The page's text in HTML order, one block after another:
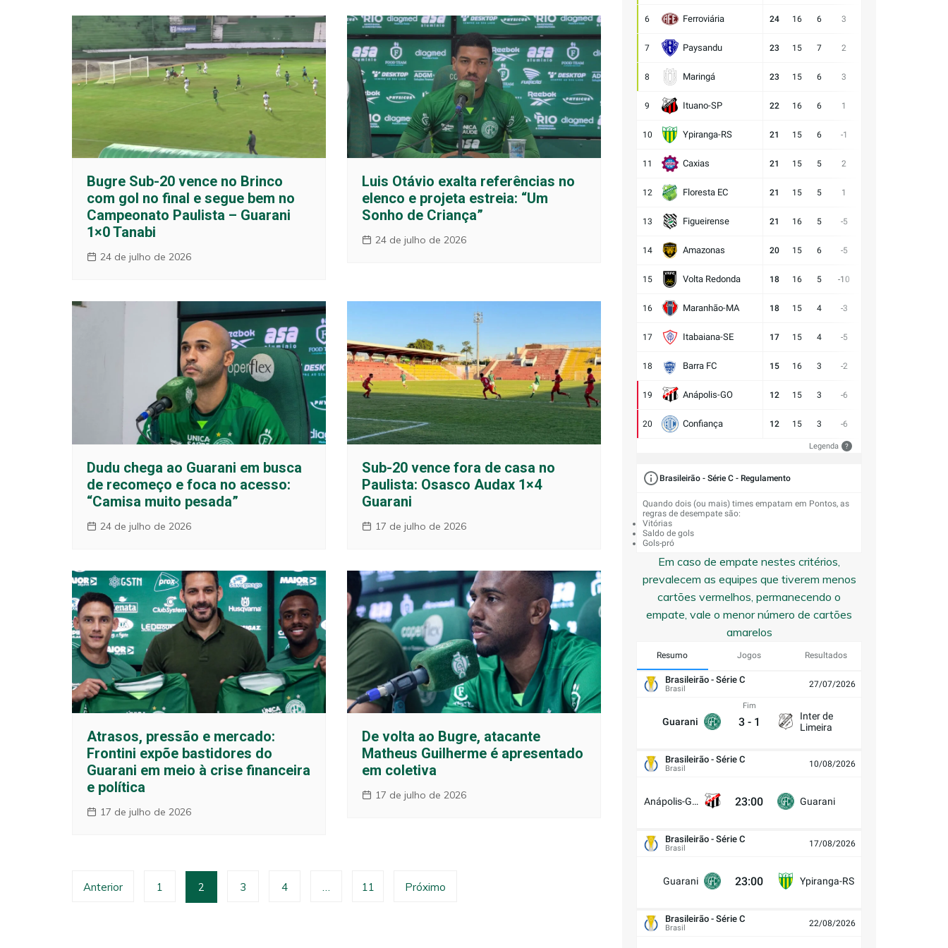
Bugre Sub-20 vence no Brinco
com gol no final e segue bem no
Campeonato Paulista – Guarani
1×0 Tanabi
24 de julho de 2026
Luis Otávio exalta referências no
elenco e projeta estreia: “Um
Sonho de Criança”
24 de julho de 2026
Dudu chega ao Guarani em busca
de recomeço e foca no acesso:
“Camisa muito pesada”
24 de julho de 2026
Sub-20 vence fora de casa no
Paulista: Osasco Audax 1×4
Guarani
17 de julho de 2026
Atrasos, pressão e mercado:
Frontini expõe bastidores do
Guarani em meio à crise financeira
e política
17 de julho de 2026
De volta ao Bugre, atacante
Matheus Guilherme é apresentado
em coletiva
17 de julho de 2026
Paginação
Anterior 1 2 3 4 … 11 Próximo
6 Ferroviária 24 16 6 3
7 Paysandu 23 15 7 2
8 Maringá 23 15 6 3
9 Ituano-SP 22 16 6 1
10 Ypiranga-RS 21 15 6 -1
11 Caxias 21 15 5 2
12 Floresta EC 21 15 5 1
13 Figueirense 21 16 5 -5
14 Amazonas 20 15 6 -5
15 Volta Redonda 18 16 5 -10
16 Maranhão-MA 18 15 4 -3
17 Itabaiana-SE 17 15 4 -5
18 Barra FC 15 16 3 -2
19 Anápolis-GO 12 15 3 -6
20 Confiança 12 15 3 -6
Legenda ?
Brasileirão - Série C - Regulamento
Quando dois (ou mais) times empatam em Pontos, as
regras de desempate são:
Vitórias
Saldo de gols
Gols-pró
Em caso de empate nestes critérios,
prevalecem as equipes que tiverem menos
cartões vermelhos, permanecendo o
empate, vale o menor número de cartões
amarelos
Resumo Jogos Resultados
Brasileirão - Série C
Brasil 27/07/2026
Guarani
Fim
3 - 1
Inter de
Limeira
Brasileirão - Série C
Brasil 10/08/2026
Anápolis-GO 23:00 Guarani
Brasileirão - Série C
Brasil 17/08/2026
Guarani 23:00 Ypiranga-RS
Brasileirão - Série C
Brasil 22/08/2026